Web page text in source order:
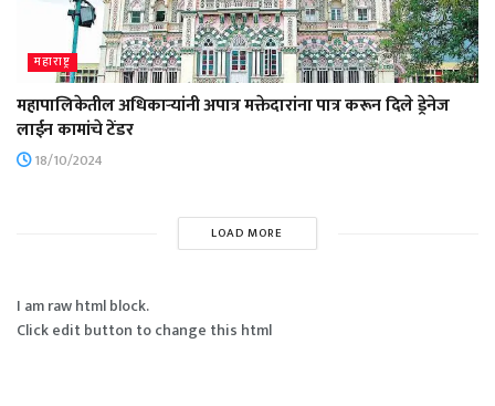
महाराष्ट्र
महापालिकेतील अधिकाऱ्यांनी अपात्र मक्तेदारांना पात्र करून दिले ड्रेनेज
लाईन कामांचे टेंडर
18/10/2024
LOAD MORE
I am raw html block.
Click edit button to change this html